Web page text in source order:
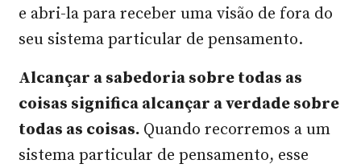
e abri-la para receber uma visão de fora do
seu sistema particular de pensamento.
Alcançar a sabedoria sobre todas as
coisas significa alcançar a verdade sobre
todas as coisas. Quando recorremos a um
sistema particular de pensamento, esse